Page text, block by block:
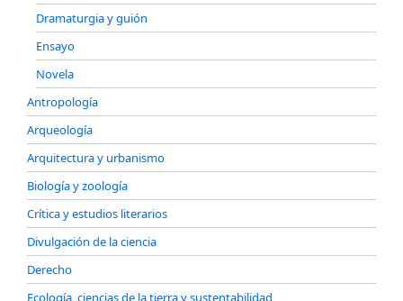
Dramaturgia y guión
Ensayo
Novela
Antropología
Arqueología
Arquitectura y urbanismo
Biología y zoología
Crítica y estudios literarios
Divulgación de la ciencia
Derecho
Ecología, ciencias de la tierra y sustentabilidad